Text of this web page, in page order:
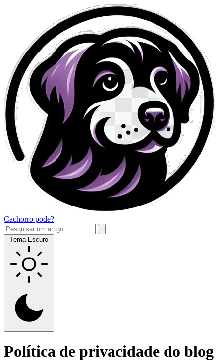
Cachorro pode?
Tema Escuro
Política de privacidade do blog